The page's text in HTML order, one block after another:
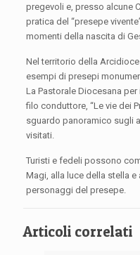
pregevoli e, presso alcune
pratica del “presepe
momenti della nascita di
Nel territorio della
esempi di presepi
La Pastorale Diocesana
filo conduttore, “Le vie dei
sguardo panoramico sugli
visitati.
Turisti e fedeli possono
Magi, alla luce della stella
personaggi del presepe.
Articoli correlati